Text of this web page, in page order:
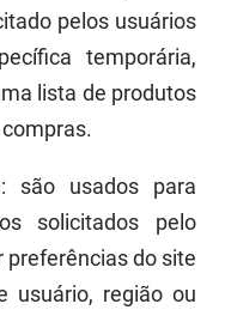
pelos usuários
temporária,
lista de produtos
são usados para
solicitados pelo
preferências do site
usuário, região ou